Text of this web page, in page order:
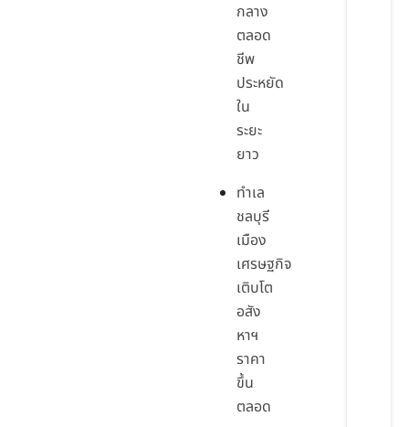
กลาง
ตลอด
ชีพ
ประหยัด
ใน
ระยะ
ยาว
ทำเล
ชลบุรี
เมือง
เศรษฐกิจ
เติบโต
อสัง
หาฯ
ราคา
ขึ้น
ตลอด